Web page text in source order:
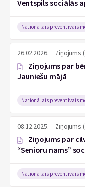
Ventspils sociālās
Nacionālais preventīvais
26.02.2026. Ziņojums
Ziņojums par
Jauniešu mājā
Nacionālais preventīvais
08.12.2025. Ziņojums
Ziņojums par
“Senioru nams”
Nacionālais preventīvais